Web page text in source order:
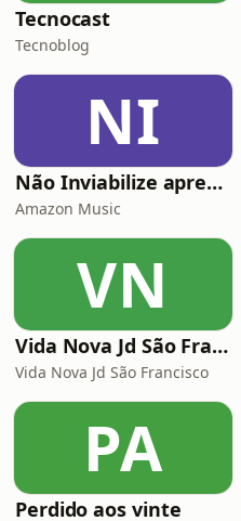
Tecnocast
Tecnoblog
NI
Não Inviabilize apresenta: Histórias da Firma
Amazon Music
VN
Vida Nova Jd São Francisco
Vida Nova Jd São Francisco
PA
Perdido aos vinte